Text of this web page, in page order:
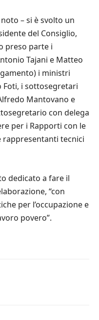
– si è svolto un
del Consiglio,
preso parte i
Tajani e Matteo
i ministri
Foti, i sottosegretari
Mantovano e
con delega
per i Rapporti con le
rappresentanti tecnici
dedicato a fare il
“con
per l’occupazione e
povero”.